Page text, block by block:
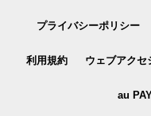
プライバシーポリシー
利用規約 ウェブアクセ
au